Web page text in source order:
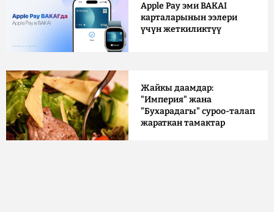
Apple Pay эми BAKAI
карталарынын ээлери
үчүн жеткиликтүү
Жайкы даамдар:
"Империя" жана
"Бухарадагы" суроо-талап
жараткан тамактар